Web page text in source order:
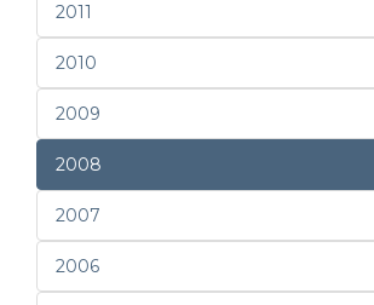
2011
2010
2009
2008
2007
2006